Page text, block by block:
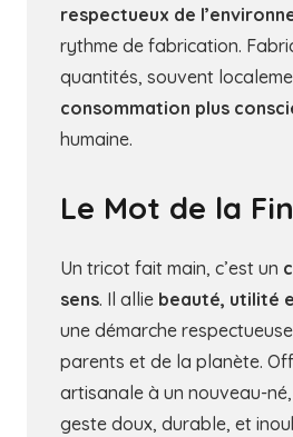
respectueux de
rythme de fabrication.
quantités, souvent
consommation plus
humaine.
Le Mot de la Fin
Un tricot fait main, c’est un
sens. Il allie beauté, utilité
une démarche
parents et de la planète.
artisanale à un nouveau-né,
geste doux, durable, et